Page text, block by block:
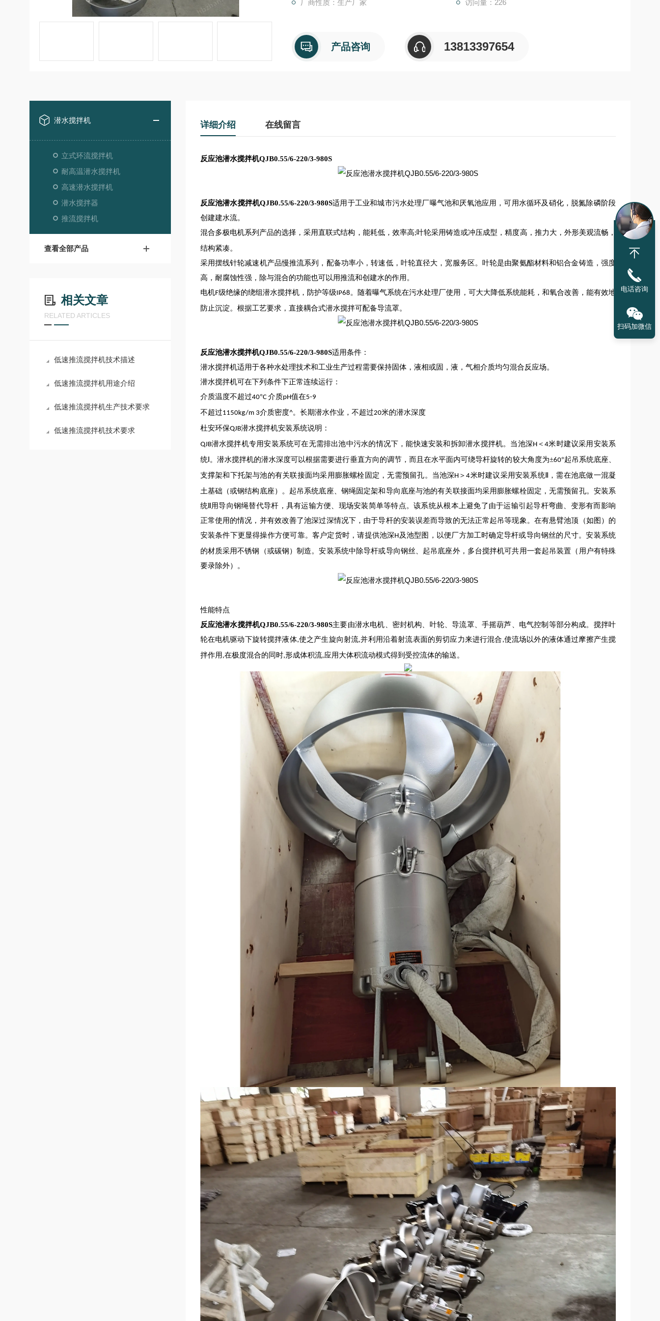
厂商性质：生产厂家 访问量：226
产品咨询 13813397654
潜水搅拌机
立式环流搅拌机
耐高温潜水搅拌机
高速潜水搅拌机
潜水搅拌器
推流搅拌机
查看全部产品
相关文章
RELATED ARTICLES
低速推流搅拌机技术描述
低速推流搅拌机用途介绍
低速推流搅拌机生产技术要求
低速推流搅拌机技术要求
详细介绍 在线留言
反应池潜水搅拌机QJB0.55/6-220/3-980S
反应池潜水搅拌机QJB0.55/6-220/3-980S适用于工业和城市污水处理厂曝气池和厌氧池应用，可用水循环及硝化，脱氮除磷阶段
创建建水流。
混合多极电机系列产品的选择，采用直联式结构，能耗低，效率高; 叶轮采用铸造或冲压成型，精度高，推力大，外形美观流畅，
结构紧凑。
采用摆线针轮减速机产品慢推流系列，配备功率小，转速低，叶轮直径大，宽服务区。叶轮是由聚氨酯材料和铝合金铸造，强度
高，耐腐蚀性强，除与混合的功能也可以用推流和创建水的作用。
电机F级绝缘的绕组潜水搅拌机，防护等级IP68 。随着曝气系统在污水处理厂使用，可大大降低系统能耗，和氧合改善，能有效地
防止沉淀。根据工艺要求，直接耦合式潜水搅拌可配备导流罩。
反应池潜水搅拌机QJB0.55/6-220/3-980S适用条件：
潜水搅拌机适用于各种水处理技术和工业生产过程需要保持固体，液相或固，液，气相介质均匀混合反应场。
潜水搅拌机可在下列条件下正常连续运行：
介质温度不超过40°C 介质pH值在5-9
不超过1150kg/m 3介质密度^。长期潜水作业，不超过20米的潜水深度
杜安环保QJB潜水搅拌机安装系统说明：
QJB潜水搅拌机专用安装系统可在无需排出池中污水的情况下，能快速安装和拆卸潜水搅拌机。当池深H ＜4米时建议采用安装系
统Ⅰ。潜水搅拌机的潜水深度可以根据需要进行垂直方向的调节，而且在水平面内可绕导杆旋转的较大角度为±60°起吊系统底座、
支撑架和下托架与池的有关联接面均采用膨胀螺栓固定，无需预留孔。当池深H ＞4米时建议采用安装系统Ⅱ，需在池底做一混凝
土基础（或钢结构底座）。起吊系统底座、钢绳固定架和导向底座与池的有关联接面均采用膨胀螺栓固定，无需预留孔。安装系
统Ⅱ用导向钢绳替代导杆，具有运输方便、现场安装简单等特点。该系统从根本上避免了由于运输引起导杆弯曲、变形有而影响
正常使用的情况，并有效改善了池深过深情况下，由于导杆的安装误差而导致的无法正常起吊等现象。在有悬臂池顶（如图）的
安装条件下更显得操作方便可靠。客户定货时，请提供池深H及池型图，以便厂方加工时确定导杆或导向钢丝的尺寸。安装系统
的材质采用不锈钢（或碳钢）制造。安装系统中除导杆或导向钢丝、起吊底座外，多台搅拌机可共用一套起吊装置（用户有特殊
要录除外）。
性能特点
反应池潜水搅拌机QJB0.55/6-220/3-980S主要由潜水电机、密封机构、叶轮、导流罩、手摇葫芦、电气控制等部分构成。搅拌叶
轮在电机驱动下旋转搅拌液体,使之产生旋向射流,并利用沿着射流表面的剪切应力来进行混合 ,使流场以外的液体通过摩擦产生搅
拌作用 ,在极度混合的同时,形成体积流,应用大体积流动模式得到受控流体的输送。
电话咨询
扫码加微信